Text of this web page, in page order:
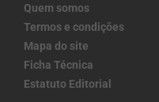
Quem somos
Termos e condições
Mapa do site
Ficha Técnica
Estatuto Editorial